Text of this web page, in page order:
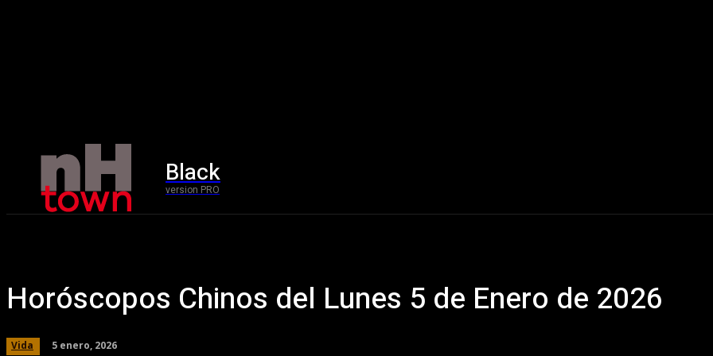
Black
version PRO
Horóscopos Chinos del Lunes 5 de Enero de 2026
Vida 5 enero, 2026